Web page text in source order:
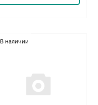
В наличии